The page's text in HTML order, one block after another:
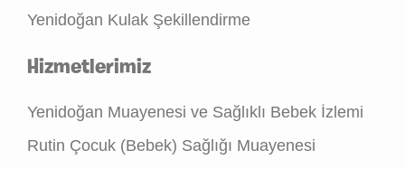
Yenidoğan Kulak Şekillendirme
Hizmetlerimiz
Yenidoğan Muayenesi ve Sağlıklı Bebek İzlemi
Rutin Çocuk (Bebek) Sağlığı Muayenesi